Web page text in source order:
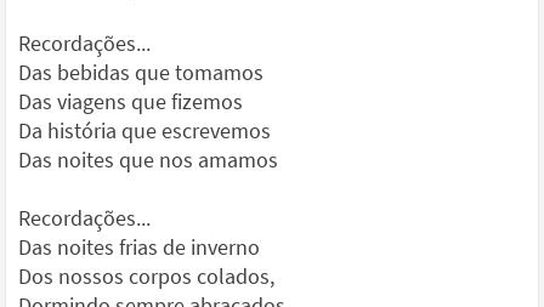
Recordações...
Das bebidas que tomamos
Das viagens que fizemos
Da história que escrevemos
Das noites que nos amamos
Recordações...
Das noites frias de inverno
Dos nossos corpos colados,